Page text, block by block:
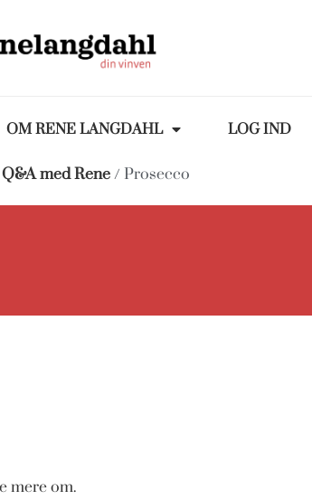
OM RENE LANGDAHL LOG IND
Q&A med Rene/ Prosecco
mere om.